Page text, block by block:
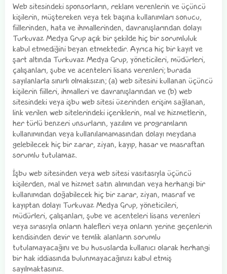
Web sitesindeki sponsorların, reklam verenlerin ve üçüncü
kişilerin, müştereken veya tek başına kullanımları sonucu,
fiillerinden, hata ve ihmallerinden, davranışlarından dolayı
Turkuvaz Medya Grup açık bir şekilde hiç bir sorumluluk
kabul etmediğini beyan etmektedir. Ayrıca hiç bir kayıt ve
şart altında Turkuvaz Medya Grup, yöneticileri, müdürleri,
çalışanları, şube ve acenteleri lisans verenleri; burada
sayılanlarla sınırlı olmaksızın; (a) web sitesini kullanan üçüncü
kişilerin fiilleri, ihmalleri ve davranışlarından ve (b) web
sitesindeki veya işbu web sitesi üzerinden erişim sağlanan,
link verilen web sitelerindeki içeriklerin, mal ve hizmetlerin,
her türlü benzeri unsurların, yazılım ve programların
kullanımından veya kullanılamamasından dolayı meydana
gelebilecek hiç bir zarar, ziyan, kayıp, hasar ve masraftan
sorumlu tutulamaz.
İşbu web sitesinden veya web sitesi vasıtasıyla üçüncü
kişilerden, mal ve hizmet satın alımından veya herhangi bir
kullanımdan doğabilecek hiç bir zarar, ziyan, masraf ve
kayıptan dolayı Turkuvaz Medya Grup, yöneticileri,
müdürleri, çalışanları, şube ve acenteleri lisans verenleri
veya sırasıyla onların halefleri veya onların yerine geçenlerin
kendisinden devir ve temlik alanların sorumlu
tutulamayacağını ve bu hususlarda kullanıcı olarak herhangi
bir hak iddiasında bulunmayacağınızı kabul etmiş
sayılmaktasınız.